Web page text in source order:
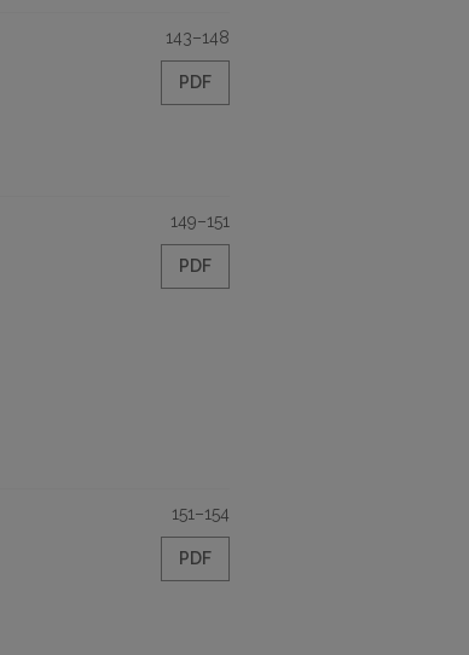
143–148
PDF
149–151
PDF
151–154
PDF